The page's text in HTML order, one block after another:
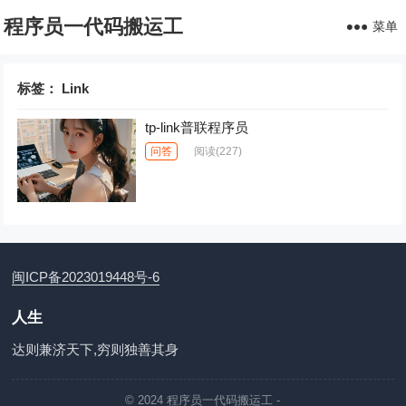
程序员一代码搬运工 菜单
标签： Link
tp-link普联程序员
问答 阅读(227)
闽ICP备2023019448号-6
人生
达则兼济天下,穷则独善其身
© 2024程序员一代码搬运工 -